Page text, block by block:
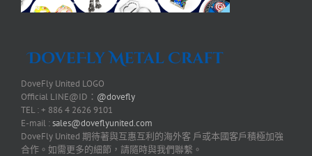
DoveFly United LOGO
Official LINE@ID： @dovefly
TEL : + 886 4 2626 9101
E-mail :sales@doveflyunited.com
DoveFly United 期待著與互惠互利的海外客 戶或本國客戶積極加強
合作。如需更多的細節，請隨時與我們聯繫。